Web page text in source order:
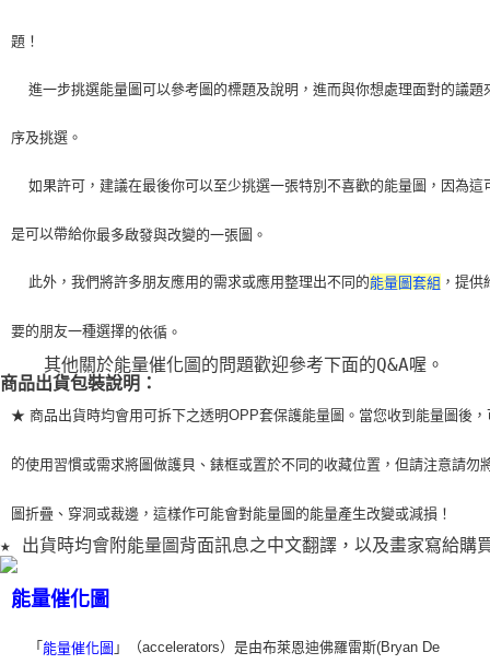
題！
進一步挑選能量圖可以參考圖的標題及說明，進而與你想處理面對的議題
序及挑選。
如果許可，建議在最後你可以至少挑選一張特別不喜歡的能量圖，因為這
是可以帶給你最多啟發與改變的一張圖。
    此外，我們將許多朋友應用的需求或應用整理出不同的
能量圖套組 ，提供
要的朋友一種選擇的依循。
    其他關於能量催化圖的問題歡迎參考下面的Q&A喔。
商品出貨包裝說明：
★ 商品出貨時均會用可拆下之透明OPP套保護能量圖。當您收到能量圖後，
的使用習慣或需求將圖做護貝、錶框或置於不同的收藏位置，但請注意請勿
圖折疊、穿洞或裁邊，這樣作可能會對能量圖的能量產生改變或減損！
★ 出貨時均會附能量圖背面訊息之中文翻譯，以及畫家寫給購
能量催化圖
「 能量催化圖 」（accelerators）是由布萊恩迪佛羅雷斯(Bryan De